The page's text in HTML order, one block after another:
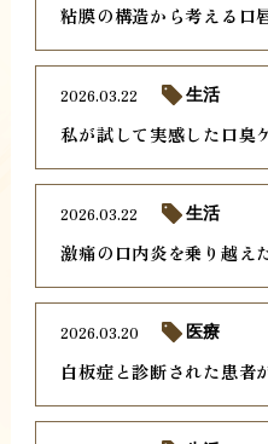
粘膜の構造から考える口
私が試して実感した口臭
2026.03.22 生活
激痛の口内炎を乗り越え
2026.03.22 生活
白板症と診断された患者
2026.03.20 医療